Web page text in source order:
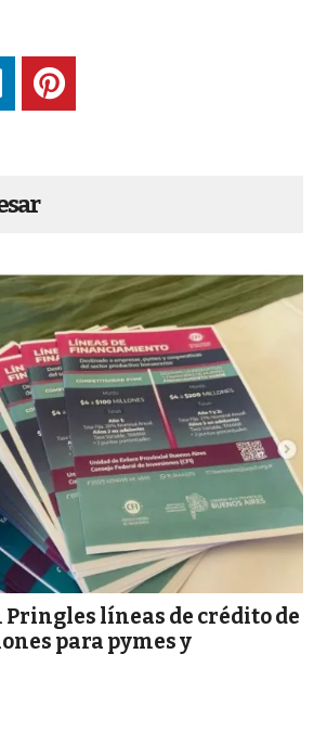
líneas de crédito de
para pymes y